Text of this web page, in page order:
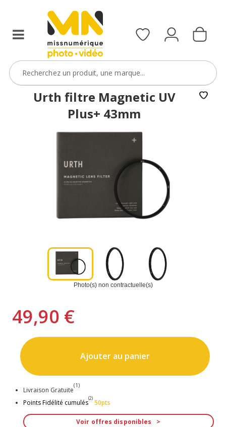
le
ObjectifFiltre5
VOIR L'OFFRE
Urth filtre Magnetic UV
Plus+ 43mm
Photo(s) non contractuelle(s)
49,90 €
Ajouter au panier
Livraison Gratuite
(1)
Points Fidélité cumulés
(2)
50pts
Voir offres disponibles